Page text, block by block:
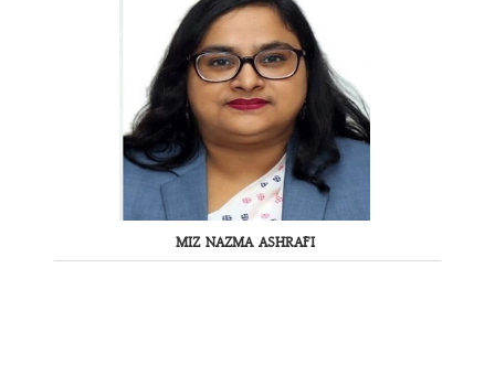
MIZ NAZMA ASHRAFI